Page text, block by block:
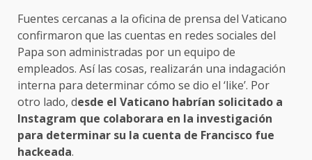
Fuentes cercanas a la oficina de prensa del Vaticano
confirmaron que las cuentas en redes sociales del
Papa son administradas por un equipo de
empleados. Así las cosas, realizarán una indagación
interna para determinar cómo se dio el ‘like’. Por
otro lado, desde el Vaticano habrían solicitado a
Instagram que colaborara en la investigación
para determinar su la cuenta de Francisco fue
hackeada.